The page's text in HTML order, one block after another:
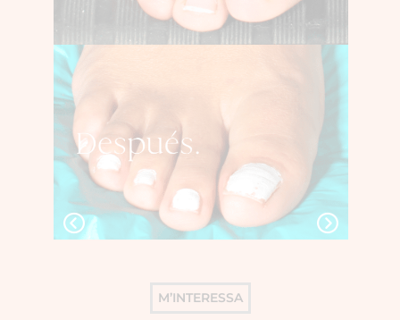
M’INTERESSA